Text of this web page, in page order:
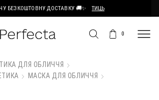
БЕЗКОШТОВНУ ДОСТАВКУ 🚚✨ ТИЦЬ
0
ДЛЯ ОБЛИЧЧЯ
МАСКА ДЛЯ ОБЛИЧЧЯ